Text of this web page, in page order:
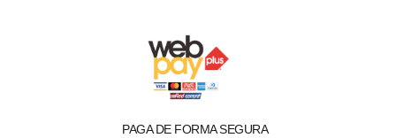
PAGA DE FORMA SEGURA